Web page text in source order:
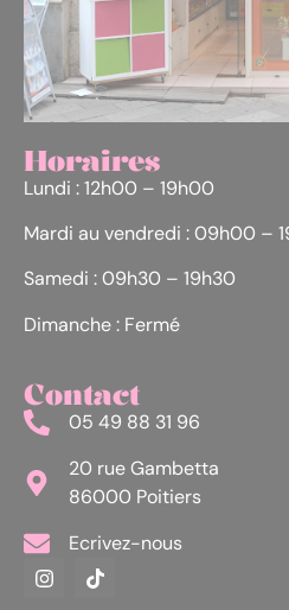
Horaires
Lundi : 12h00 – 19h00
Mardi au vendredi : 09h00 –
Samedi : 09h30 – 19h30
Dimanche : Fermé
Contact
05 49 88 31 96
20 rue Gambetta
86000 Poitiers
Ecrivez-nous